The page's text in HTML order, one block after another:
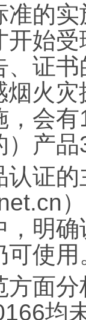
的实
开始
证
火
，会
）产
证的
，明
可使用
分
均